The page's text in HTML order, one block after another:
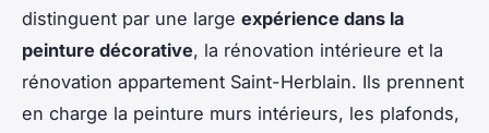
distinguent par une large expérience dans la
peinture décorative, la rénovation intérieure et la
rénovation appartement Saint-Herblain. Ils prennent
en charge la peinture murs intérieurs, les plafonds,